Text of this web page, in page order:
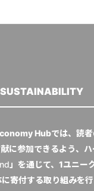
Hubでは、読者
に参加できるよう、
」を通じて、1ユニー
寄付する取り組みを行